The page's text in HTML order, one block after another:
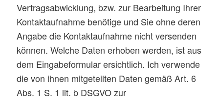
Vertragsabwicklung, bzw. zur Bearbeitung Ihrer
Kontaktaufnahme benötige und Sie ohne deren
Angabe die Kontaktaufnahme nicht versenden
können. Welche Daten erhoben werden, ist aus
dem Eingabeformular ersichtlich. Ich verwende
die von ihnen mitgeteilten Daten gemäß Art. 6
Abs. 1 S. 1 lit. b DSGVO zur